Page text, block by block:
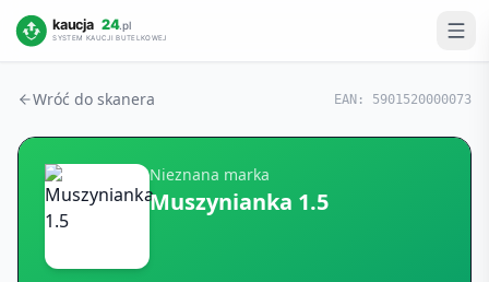
Wróć do skanera EAN: 5901520000073
Nieznana marka
Muszynianka 1.5